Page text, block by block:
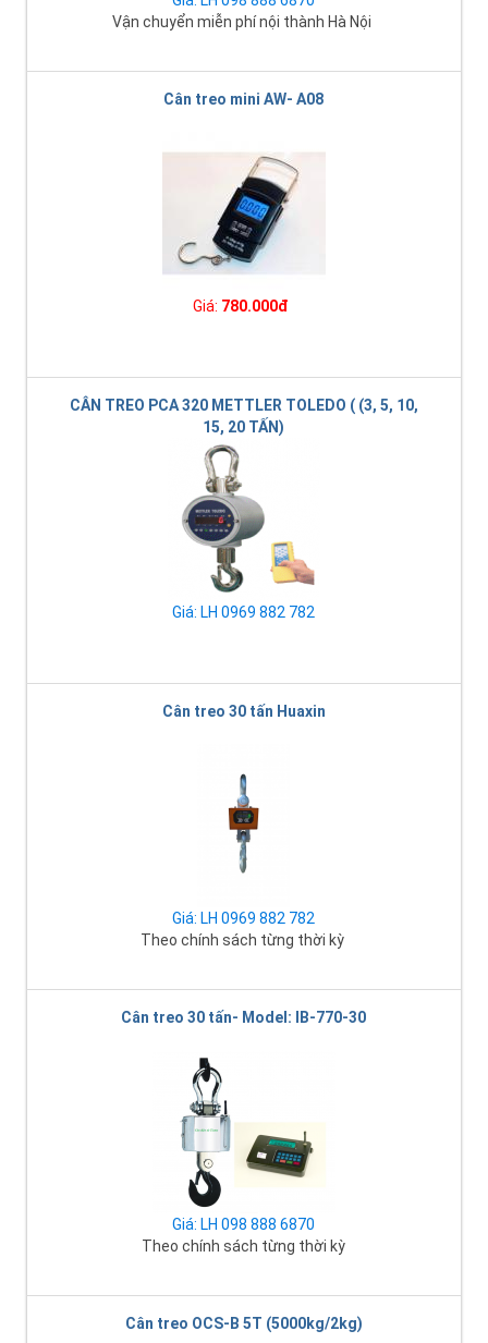
Vận chuyển miễn phí nội thành Hà Nội
Cân treo mini AW- A08
Giá: 780.000đ
CÂN TREO PCA 320 METTLER TOLEDO ( (3, 5, 10,
15, 20 TẤN)
Giá: LH 0969 882 782
Cân treo 30 tấn Huaxin
Giá: LH 0969 882 782
Theo chính sách từng thời kỳ
Cân treo 30 tấn- Model: IB-770-30
Giá: LH 098 888 6870
Theo chính sách từng thời kỳ
Cân treo OCS-B 5T (5000kg/2kg)